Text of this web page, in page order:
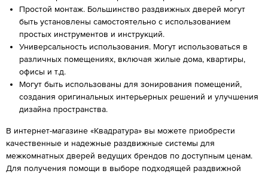
Простой монтаж. Большинство раздвижных дверей могут
быть установлены самостоятельно с использованием
простых инструментов и инструкций.
Универсальность использования. Могут использоваться в
различных помещениях, включая жилые дома, квартиры,
офисы и т.д.
Могут быть использованы для зонирования помещений,
создания оригинальных интерьерных решений и улучшения
дизайна пространства.
В интернет-магазине «Квадратура» вы можете приобрести
качественные и надежные раздвижные системы для
межкомнатных дверей ведущих брендов по доступным ценам.
Для получения помощи в выборе подходящей раздвижной